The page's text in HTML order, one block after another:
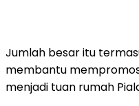
Jumlah besar itu
membantu
menjadi tuan rumah